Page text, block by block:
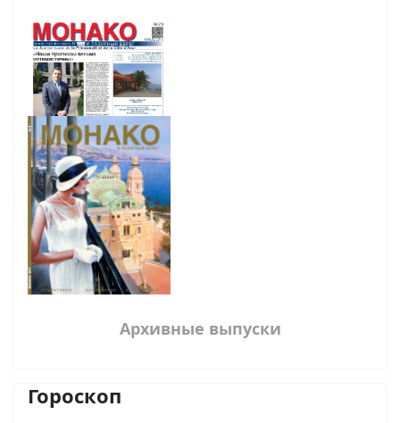
Архивные выпуски
Гороскоп